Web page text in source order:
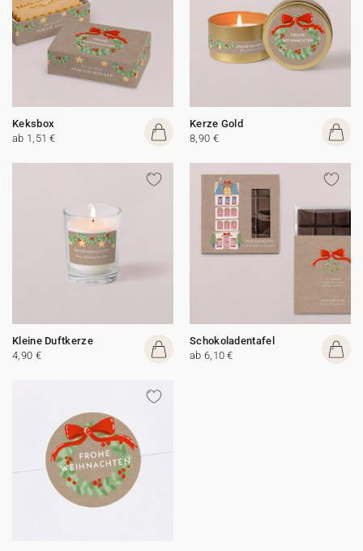
Keksbox
ab 1,51 €
Kerze Gold
8,90 €
Kleine Duftkerze
4,90 €
Schokoladentafel
ab 6,10 €